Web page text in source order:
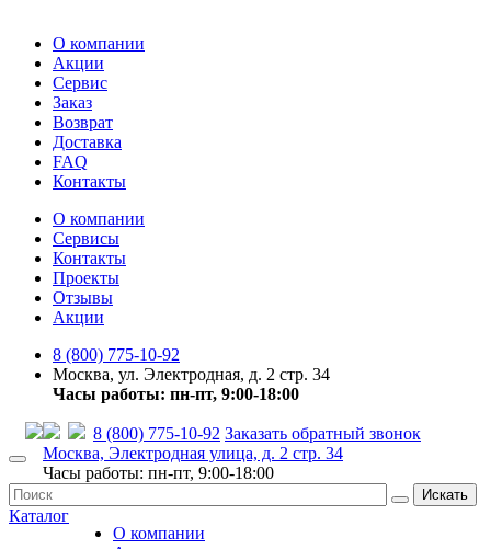
О компании
Акции
Сервис
Заказ
Возврат
Доставка
FAQ
Контакты
О компании
Сервисы
Контакты
Проекты
Отзывы
Акции
8 (800) 775-10-92
Москва, ул. Электродная, д. 2 стр. 34
Часы работы: пн-пт, 9:00-18:00
8 (800) 775-10-92 Заказать обратный звонок
Москва, Электродная улица, д. 2 стр. 34
Часы работы: пн-пт, 9:00-18:00
Искать
Каталог
О компании